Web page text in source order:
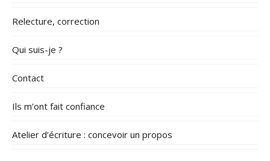
Relecture, correction
Qui suis-je ?
Contact
Ils m’ont fait confiance
Atelier d’écriture : concevoir un propos